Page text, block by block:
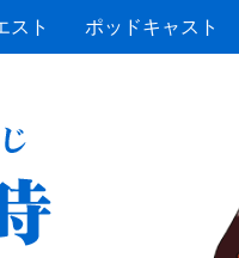
スト ポッドキャスト